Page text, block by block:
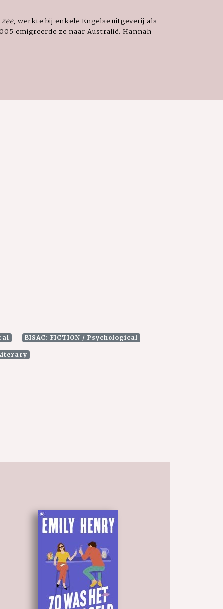
, werkte bij enkele Engelse uitgeverij als
emigreerde ze naar Australië. Hannah
BISAC: FICTION / Psychological